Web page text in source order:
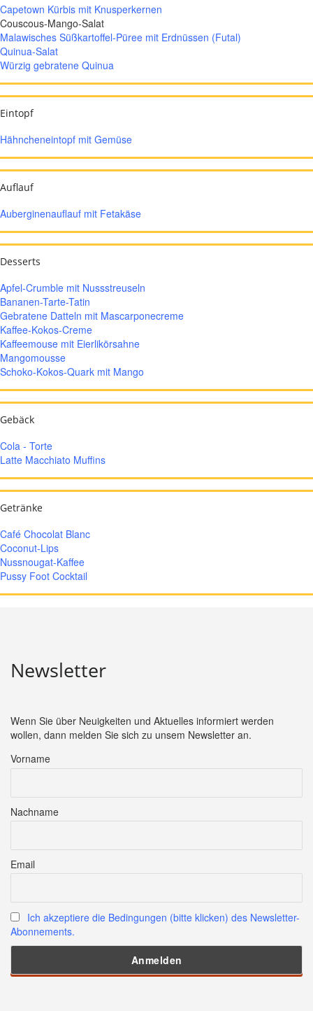
Capetown Kürbis mit Knusperkernen
Couscous-Mango-Salat
Malawisches Süßkartoffel-Püree mit Erdnüssen (Futal)
Quinua-Salat
Würzig gebratene Quinua
Eintopf
Hähncheneintopf mit Gemüse
Auflauf
Auberginenauflauf mit Fetakäse
Desserts
Apfel-Crumble mit Nussstreuseln
Bananen-Tarte-Tatin
Gebratene Datteln mit Mascarponecreme
Kaffee-Kokos-Creme
Kaffeemouse mit Eierlikörsahne
Mangomousse
Schoko-Kokos-Quark mit Mango
Gebäck
Cola - Torte
Latte Macchiato Muffins
Getränke
Café Chocolat Blanc
Coconut-Lips
Nussnougat-Kaffee
Pussy Foot Cocktail
Newsletter
Wenn Sie über Neuigkeiten und Aktuelles informiert werden
wollen, dann melden Sie sich zu unsem Newsletter an.
Vorname
Nachname
Email
Ich akzeptiere die Bedingungen (bitte klicken) des Newsletter-
Abonnements.